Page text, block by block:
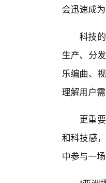
会迅速成
科技
生产、分
乐编曲、
理解用户
更重
和科技感
中参与一